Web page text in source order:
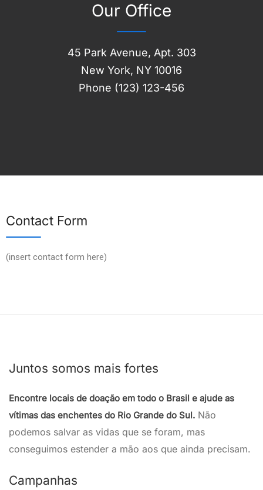
Our Office
45 Park Avenue, Apt. 303
New York, NY 10016
Phone (123) 123-456
Contact Form
(insert contact form here)
Juntos somos mais fortes
Encontre locais de doação em todo o Brasil e ajude as
vítimas das enchentes do Rio Grande do Sul. Não
podemos salvar as vidas que se foram, mas
conseguimos estender a mão aos que ainda precisam.
Campanhas